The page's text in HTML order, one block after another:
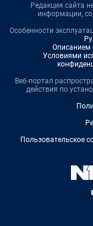
Редакция сайта
информации,
Особенности
Описанием
Условиями
Веб-портал
действия по
Пользовательское